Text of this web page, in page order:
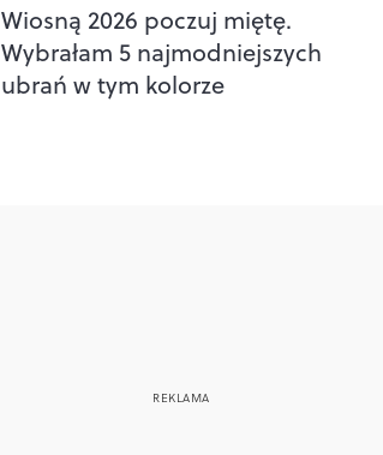
Wiosną 2026 poczuj miętę.
Wybrałam 5 najmodniejszych
ubrań w tym kolorze